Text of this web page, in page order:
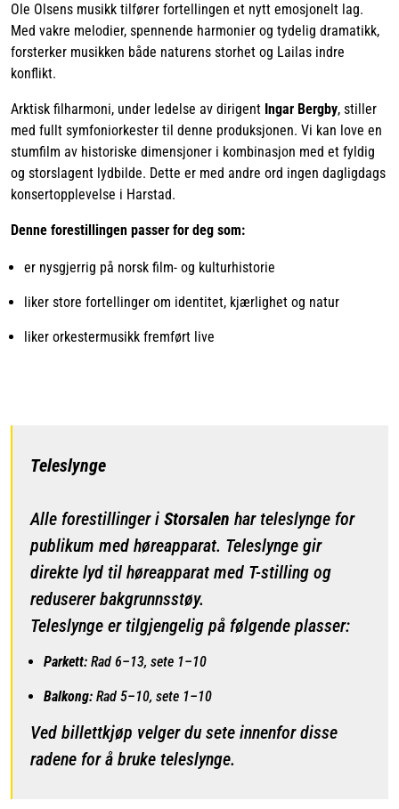
Ole Olsens musikk tilfører fortellingen et nytt emosjonelt lag.
Med vakre melodier, spennende harmonier og tydelig dramatikk,
forsterker musikken både naturens storhet og Lailas indre
konflikt.
Arktisk filharmoni, under ledelse av dirigent Ingar Bergby, stiller
med fullt symfoniorkester til denne produksjonen. Vi kan love en
stumfilm av historiske dimensjoner i kombinasjon med et fyldig
og storslagent lydbilde. Dette er med andre ord ingen dagligdags
konsertopplevelse i Harstad.
Denne forestillingen passer for deg som:
er nysgjerrig på norsk film- og kulturhistorie
liker store fortellinger om identitet, kjærlighet og natur
liker orkestermusikk fremført live
Teleslynge
Alle forestillinger i Storsalen har teleslynge for
publikum med høreapparat. Teleslynge gir
direkte lyd til høreapparat med T-stilling og
reduserer bakgrunnsstøy.
Teleslynge er tilgjengelig på følgende plasser:
Parkett: Rad 6–13, sete 1–10
Balkong: Rad 5–10, sete 1–10
Ved billettkjøp velger du sete innenfor disse
radene for å bruke teleslynge.